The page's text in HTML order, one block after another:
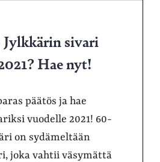
Jylkkärin sivari
Hae nyt!
päätös ja hae
vuodelle 2021! 60-
on sydämeltään
joka vahtii väsymättä